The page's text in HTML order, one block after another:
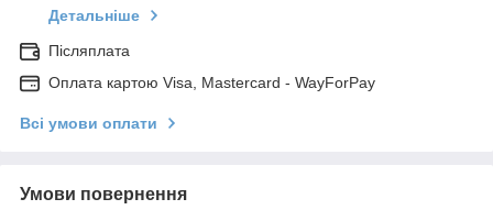
Детальніше
Післяплата
Оплата картою Visa, Mastercard - WayForPay
Всі умови оплати
Умови повернення